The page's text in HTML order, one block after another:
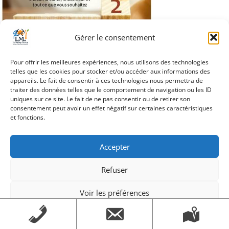
Gérer le consentement
Pour offrir les meilleures expériences, nous utilisons des technologies
telles que les cookies pour stocker et/ou accéder aux informations des
appareils. Le fait de consentir à ces technologies nous permettra de
traiter des données telles que le comportement de navigation ou les ID
uniques sur ce site. Le fait de ne pas consentir ou de retirer son
consentement peut avoir un effet négatif sur certaines caractéristiques
et fonctions.
Accepter
Refuser
Voir les préférences
Mentions légalesMentions légales
Navigation
de
l’article
slider_voeux_site
Création Androme Informatique
réservés.|Mentions légales